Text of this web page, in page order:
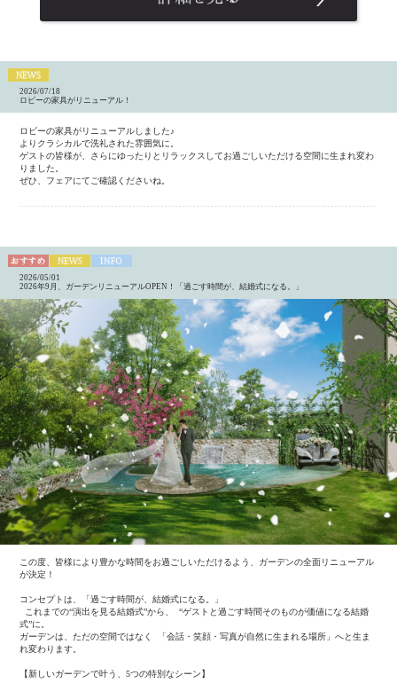
2026/07/18
ロビーの家具がリニューアル！
ロビーの家具がリニューアルしました♪
よりクラシカルで洗礼された雰囲気に。
ゲストの皆様が、さらにゆったりとリラックスしてお過ごしいただける空間に生まれ変わ
りました。
ぜひ、フェアにてご確認くださいね。
2026/05/01
2026年9月、ガーデンリニューアルOPEN！「過ごす時間が、結婚式になる。」
この度、皆様により豊かな時間をお過ごしいただけるよう、ガーデンの全面リニューアル
が決定！
コンセプトは、「過ごす時間が、結婚式になる。」
これまでの“演出を見る結婚式”から、 “ゲストと過ごす時間そのものが価値になる結婚
式”に。
ガーデンは、ただの空間ではなく 「会話・笑顔・写真が自然に生まれる場所」へと生ま
れ変わります。
【新しいガーデンで叶う、5つの特別なシーン】